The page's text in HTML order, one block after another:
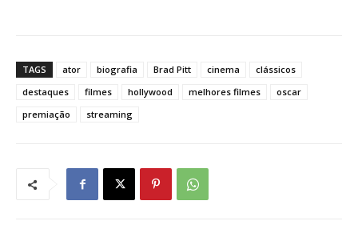
TAGS ator biografia Brad Pitt cinema
clássicos
destaques
filmes hollywood melhores filmes
oscar
premiação
streaming